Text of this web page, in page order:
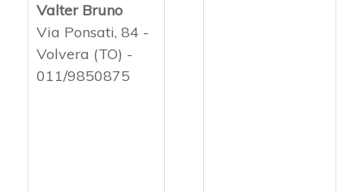
Valter Bruno
Via Ponsati, 84 -
Volvera (TO) -
011/9850875